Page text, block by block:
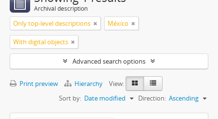
Archival description
Only top-level descriptions México
With digital objects
Advanced search options
Print preview Hierarchy
View:
Sort by: Date modified Direction: Ascending